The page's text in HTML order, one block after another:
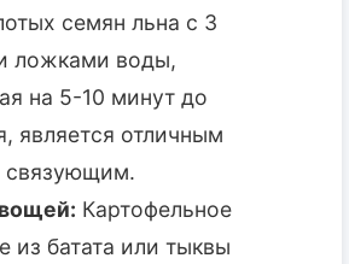
семян льна с 3
ложками воды,
на 5-10 минут до
является отличным
связующим.
Картофельное
из батата или тыквы